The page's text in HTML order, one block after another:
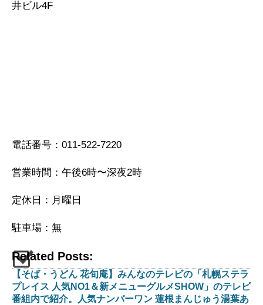
井ビル4F
電話番号：011-522-7220
営業時間：午後6時〜深夜2時
定休日：月曜日
駐車場：無
Related Posts:
【そば・うどん 花旬庵】みんなのテレビの「札幌ステラ
プレイス 人気NO1＆新メニューグルメSHOW」のテレビ
番組内で紹介。人気ナンバーワン 蓮根まんじゅう湯葉あ